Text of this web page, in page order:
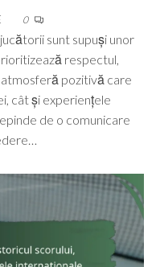
0
sunt supuși unor
respectul,
pozitivă care
cât și experiențele
de o comunicare